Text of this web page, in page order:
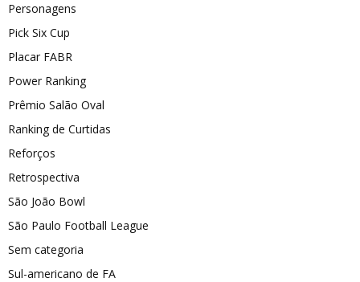
Personagens
Pick Six Cup
Placar FABR
Power Ranking
Prêmio Salão Oval
Ranking de Curtidas
Reforços
Retrospectiva
São João Bowl
São Paulo Football League
Sem categoria
Sul-americano de FA